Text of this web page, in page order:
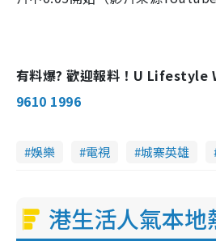
有料爆? 歡迎報料！U Lifestyle
9610 1996
娛樂 電視 城寨英雄
港生活人氣本地